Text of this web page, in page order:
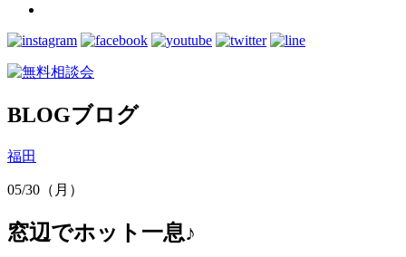
BLOGブログ
福田
05/30（月）
窓辺でホット一息♪